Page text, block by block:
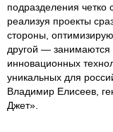
подразделения четко
реализуя проекты
стороны,
другой — занимаются
инновационных
уникальных для
Владимир Елисеев,
Джет».